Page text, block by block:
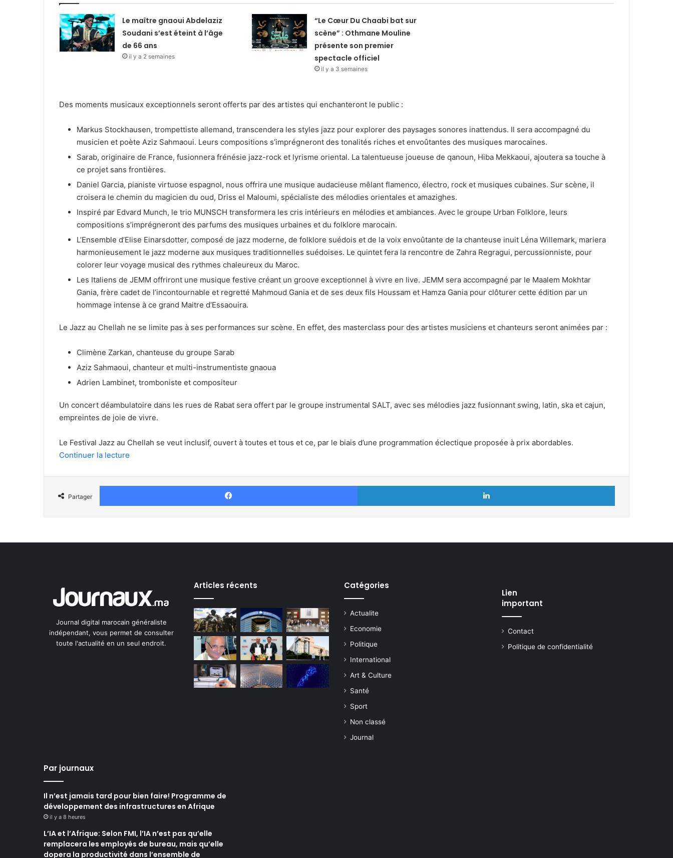
Le maître gnaoui Abdelaziz
Soudani s’est éteint à l’âge
de 66 ans
il y a 2 semaines
“Le Cœur Du Chaabi bat sur
scène” : Othmane Mouline
présente son premier
spectacle officiel
il y a 3 semaines
Des moments musicaux exceptionnels seront offerts par des artistes qui enchanteront le public :
Markus Stockhausen, trompettiste allemand, transcendera les styles jazz pour explorer des paysages sonores inattendus. Il sera accompagné du
musicien et poète Aziz Sahmaoui. Leurs compositions s’imprégneront des tonalités riches et envoûtantes des musiques marocaines.
Sarab, originaire de France, fusionnera frénésie jazz-rock et lyrisme oriental. La talentueuse joueuse de qanoun, Hiba Mekkaoui, ajoutera sa touche à
ce projet sans frontières.
Daniel Garcia, pianiste virtuose espagnol, nous offrira une musique audacieuse mêlant flamenco, électro, rock et musiques cubaines. Sur scène, il
croisera le chemin du magicien du oud, Driss el Maloumi, spécialiste des mélodies orientales et amazighes.
Inspiré par Edvard Munch, le trio MUNSCH transformera les cris intérieurs en mélodies et ambiances. Avec le groupe Urban Folklore, leurs
compositions s’imprégneront des parfums des musiques urbaines et du folklore marocain.
L’Ensemble d’Elise Einarsdotter, composé de jazz moderne, de folklore suédois et de la voix envoûtante de la chanteuse inuit Léna Willemark, mariera
harmonieusement le jazz moderne aux musiques traditionnelles suédoises. Le quintet fera la rencontre de Zahra Regragui, percussionniste, pour
colorer leur voyage musical des rythmes chaleureux du Maroc.
Les Italiens de JEMM offriront une musique festive créant un groove exceptionnel à vivre en live. JEMM sera accompagné par le Maalem Mokhtar
Gania, frère cadet de l’incontournable et regretté Mahmoud Gania et de ses deux fils Houssam et Hamza Gania pour clôturer cette édition par un
hommage intense à ce grand Maitre d’Essaouira.
Le Jazz au Chellah ne se limite pas à ses performances sur scène. En effet, des masterclass pour des artistes musiciens et chanteurs seront animées par :
Climène Zarkan, chanteuse du groupe Sarab
Aziz Sahmaoui, chanteur et multi-instrumentiste gnaoua
Adrien Lambinet, tromboniste et compositeur
Un concert déambulatoire dans les rues de Rabat sera offert par le groupe instrumental SALT, avec ses mélodies jazz fusionnant swing, latin, ska et cajun,
empreintes de joie de vivre.
Le Festival Jazz au Chellah se veut inclusif, ouvert à toutes et tous et ce, par le biais d’une programmation éclectique proposée à prix abordables.
Continuer la lecture
Partager
Facebook Linkedin
Journal digital marocain généraliste
indépendant, vous permet de consulter
toute l'actualité en un seul endroit.
Articles récents Catégories
Actualite
Economie
Politique
International
Art & Culture
Santé
Sport
Non classé
Journal
Lien
important
Contact
Politique de confidentialité
Par journaux
Il n’est jamais tard pour bien faire! Programme de
développement des infrastructures en Afrique
il y a 8 heures
L’IA et l’Afrique: Selon FMI, l’IA n’est pas qu’elle
remplacera les employés de bureau, mais qu’elle
dopera la productivité dans l’ensemble de